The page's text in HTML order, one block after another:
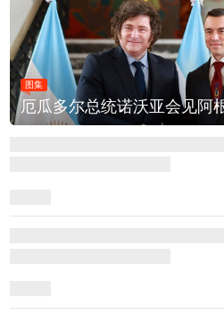
图集
厄瓜多尔总统诺沃亚会见阿